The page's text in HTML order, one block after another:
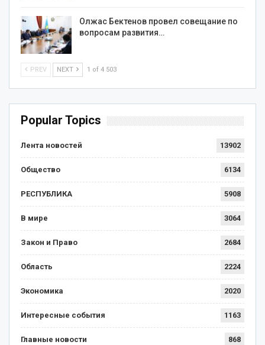
Олжас Бектенов провел совещание по
вопросам развития…
PREV NEXT 1 of 4 503
Popular Topics
Лента новостей 13902
Общество 6134
РЕСПУБЛИКА 5908
В мире 3064
Закон и Право 2684
Область 2224
Экономика 2020
Интересные события 1163
Главные новости 868